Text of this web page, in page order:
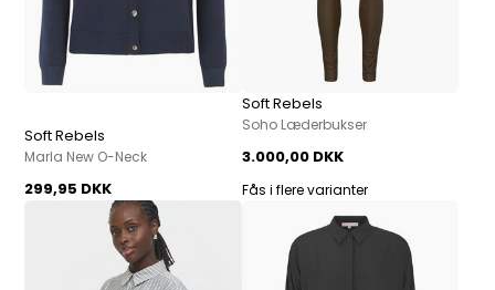
Soft Rebels
Marla New O-Neck
299,95 DKK
Soft Rebels
Soho Læderbukser
3.000,00 DKK
Fås i flere varianter